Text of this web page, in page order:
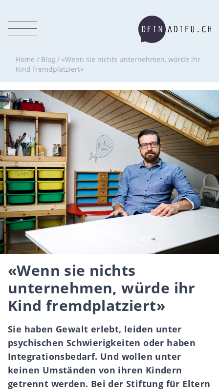
Home / Blog / «Wenn sie nichts unternehmen, würde ihr
Kind fremdplatziert»
«Wenn sie nichts
unternehmen, würde ihr
Kind fremdplatziert»
Sie haben Gewalt erlebt, leiden unter
psychischen Schwierigkeiten oder haben
Integrationsbedarf. Und wollen unter
keinen Umständen von ihren Kindern
getrennt werden. Bei der Stiftung für Eltern